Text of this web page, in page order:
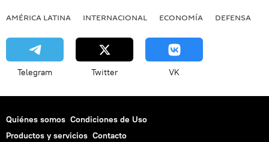
AMÉRICA LATINA INTERNACIONAL ECONOMÍA DEFENSA
Telegram Twitter VK
Quiénes somos Condiciones de Uso
Productos y servicios Contacto